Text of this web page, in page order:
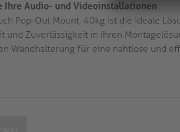
Ihre Audio- und Videoinstallationen
Pop-Out Mount, 40kg ist die ideale
und Zuverlässigkeit in ihren
Wandhalterung für eine nahtlose und